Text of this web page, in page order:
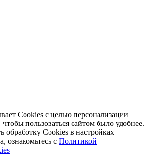
Cookies с целью персонализации
чтобы пользоваться сайтом было удобнее.
обработку Cookies в настройках
ознакомьтесь с Политикой